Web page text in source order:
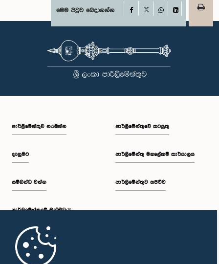
මෙම පිටුව බෙදාගන්න Facebook
WhatsAppLinkedIn
පාර්ලි‌මේන්තුව නරඹන්න
දැනුමට
සම්බන්ධ වන්න
පාර්ලි‌මේන්තුවේ මන්ත්‍රීවරු
මුල් පිටුව
පාර්ලිමේන්තුවේ කටයුතු
පාර්ලිමේන්තු මහලේකම් කාර්යාලය
පාර්ලිමේන්තුව සජීවීව